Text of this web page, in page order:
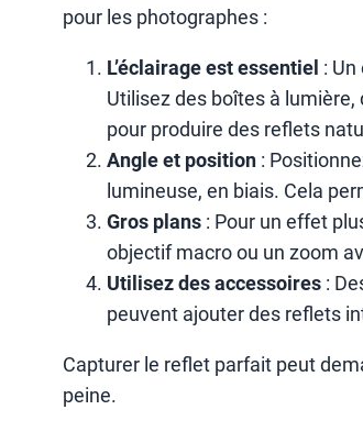
pour les photographes :
L’éclairage est essentiel :
Utilisez des boîtes à
pour produire des reflets
Angle et position:
lumineuse, en biais. Cela
Gros plans: Pour un effet
objectif macro ou un zoom
Utilisez des accessoires:
peuvent ajouter des reflets
Capturer le reflet parfait peut
peine.